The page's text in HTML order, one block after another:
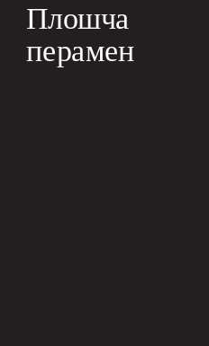
Плошча
перамен